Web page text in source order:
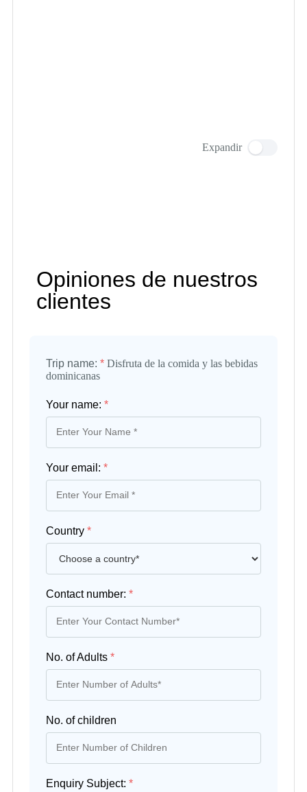
Expandir
Opiniones de nuestros
clientes
Trip name: * Disfruta de la comida y las bebidas
dominicanas
Your name: *
Your email: *
Country *
Contact number: *
No. of Adults *
No. of children
Enquiry Subject: *